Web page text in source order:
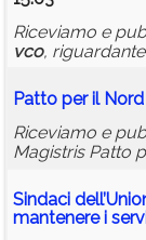
Riceviamo e
vco,
Patto per il
Riceviamo e
Magistris Patto
Sindaci
mantenere i